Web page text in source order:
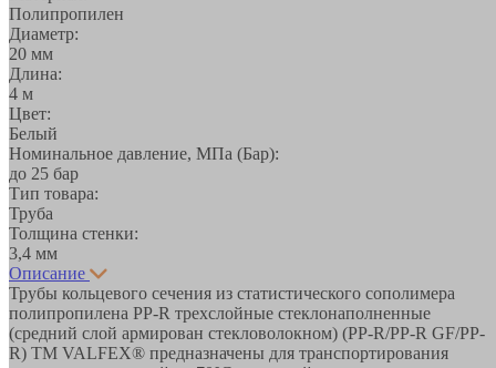
Полипропилен
Диаметр:
20 мм
Длина:
4 м
Цвет:
Белый
Номинальное давление, МПа (Бар):
до 25 бар
Тип товара:
Труба
Толщина стенки:
3,4 мм
Описание
Трубы кольцевого сечения из статистического сополимера
полипропилена PP-R трехслойные стеклонаполненные
(средний слой армирован стекловолокном) (PP-R/PP-R GF/PP-
R) ТМ VALFEX® предназначены для транспортирования